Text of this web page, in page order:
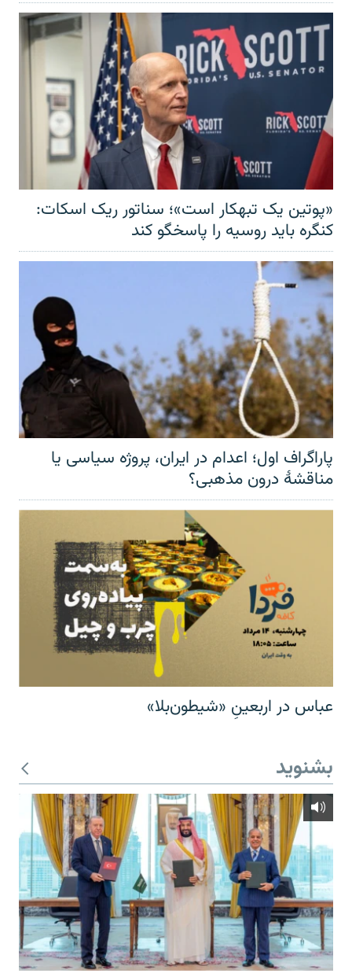
«پوتین یک تبهکار است»؛ سناتور ریک اسکات:
کنگره باید روسیه را پاسخگو کند
پاراگراف اول؛ اعدام در ایران، پروژه سیاسی یا
مناقشهٔ درون مذهبی؟
عباس در اربعینِ «شیطون‌بلا»
بشنوید